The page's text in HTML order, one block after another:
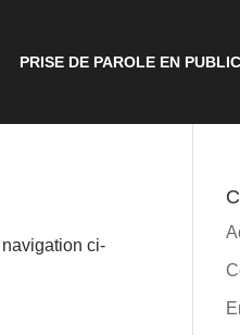
PRISE DE PAROLE EN PUBLIC
ci-